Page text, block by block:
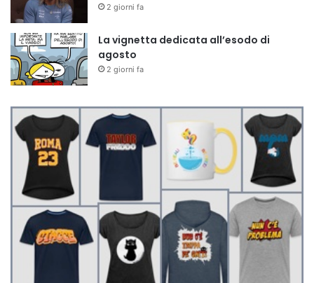
2 giorni fa
La vignetta dedicata all’esodo di
agosto
2 giorni fa